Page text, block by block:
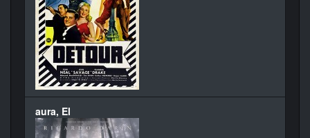
aura, El